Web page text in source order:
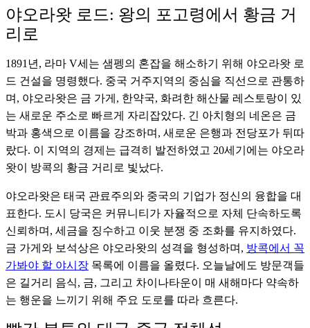
야오라왓 로드: 왕의 포고령에서 황금 거
리로
1891년, 라마 V세는 샘펭의 혼잡을 해소하기 위해 야오라왓 로
드 건설을 명령했다. 중국 거주지역의 중심을 직선으로 관통하
며, 야오라왓은 금 가게, 한약국, 화려한 해산물 레스토랑이 있
는 새로운 주소로 빠르게 자리잡았다. 긴 아치형의 네온은 금
박과 홍색으로 이름을 강조하며, 새로운 은행과 전당포가 뒤따
랐다. 이 지역의 경제는 급격히 발전하였고 20세기에는 야오라
왓이 방콕의 황금 거리로 빛났다.
야오라왓은 태국 관료주의와 중국의 기업가 정신의 융합을 대
표한다. 도시 당국은 커뮤니티가 자율적으로 자체 단속하도록
신뢰하며, 세금을 징수하고 이웃 분쟁 중 조화를 유지하였다.
금 가게와 보석상은 야오라왓의 성격을 형성하며, 방콕에서 꼭
가봐야 할 야시장 목록에 이름을 올렸다. 오늘날에도 방문객들
은 길거리 음식, 금, 그리고 차이나타운이 매 새해마다 약속하
는 행운을 느끼기 위해 주요 도로를 따라 흐른다.